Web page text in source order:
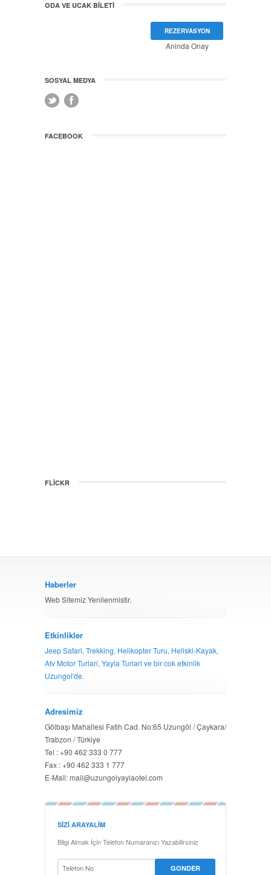
ODA VE UCAK BILETI
REZERVASYON
Aninda Onay
SOSYAL MEDYA
FACEBOOK
FLICKR
Haberler
Web Sitemiz Yenilenmistir.
Etkinlikler
Jeep Safari, Trekking, Helikopter Turu, Heliski-Kayak,
Atv Motor Turlari, Yayla Turlari ve bir cok etkinlik
Uzungol'de.
Adresimiz
Gölbaşı Mahallesi Fatih Cad. No:65 Uzungöl / Çaykara/
Trabzon / Türkiye
Tel : +90 462 333 0 777
Fax : +90 462 333 1 777
E-Mail: mail@uzungolyaylaotel.com
SIZI ARAYALIM
Bilgi Almak İçin Telefon Numaranızı Yazabilirsiniz